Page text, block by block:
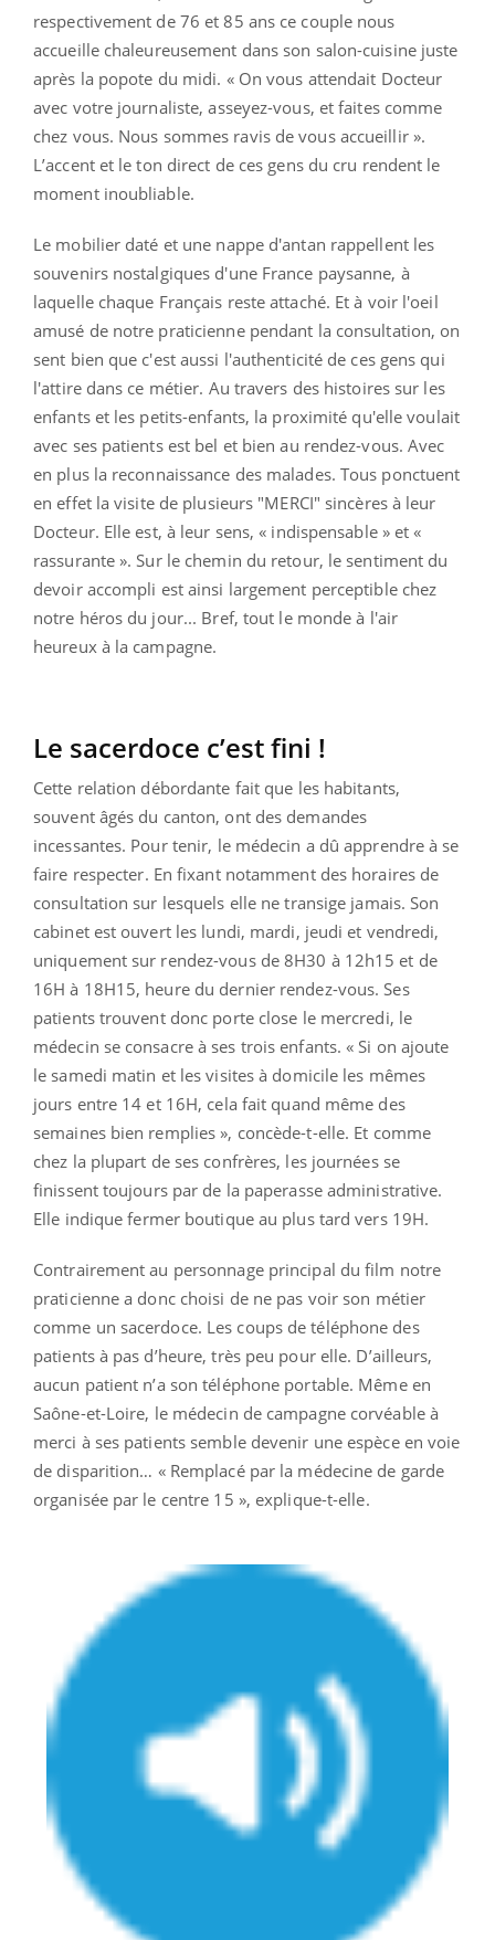
respectivement de 76 et 85 ans ce couple nous
accueille chaleureusement dans son salon-cuisine juste
après la popote du midi. « On vous attendait Docteur
avec votre journaliste, asseyez-vous, et faites comme
chez vous. Nous sommes ravis de vous accueillir ».
L’accent et le ton direct de ces gens du cru rendent le
moment inoubliable.
Le mobilier daté et une nappe d'antan rappellent les
souvenirs nostalgiques d'une France paysanne, à
laquelle chaque Français reste attaché. Et à voir l'oeil
amusé de notre praticienne pendant la consultation, on
sent bien que c'est aussi l'authenticité de ces gens qui
l'attire dans ce métier. Au travers des histoires sur les
enfants et les petits-enfants, la proximité qu'elle voulait
avec ses patients est bel et bien au rendez-vous. Avec
en plus la reconnaissance des malades. Tous ponctuent
en effet la visite de plusieurs "MERCI" sincères à leur
Docteur. Elle est, à leur sens, « indispensable » et «
rassurante ». Sur le chemin du retour, le sentiment du
devoir accompli est ainsi largement perceptible chez
notre héros du jour... Bref, tout le monde à l'air
heureux à la campagne.
Le sacerdoce c’est fini !
Cette relation débordante fait que les habitants,
souvent âgés du canton, ont des demandes
incessantes. Pour tenir, le médecin a dû apprendre à se
faire respecter. En fixant notamment des horaires de
consultation sur lesquels elle ne transige jamais. Son
cabinet est ouvert les lundi, mardi, jeudi et vendredi,
uniquement sur rendez-vous de 8H30 à 12h15 et de
16H à 18H15, heure du dernier rendez-vous. Ses
patients trouvent donc porte close le mercredi, le
médecin se consacre à ses trois enfants. « Si on ajoute
le samedi matin et les visites à domicile les mêmes
jours entre 14 et 16H, cela fait quand même des
semaines bien remplies », concède-t-elle. Et comme
chez la plupart de ses confrères, les journées se
finissent toujours par de la paperasse administrative.
Elle indique fermer boutique au plus tard vers 19H.
Contrairement au personnage principal du film notre
praticienne a donc choisi de ne pas voir son métier
comme un sacerdoce. Les coups de téléphone des
patients à pas d’heure, très peu pour elle. D’ailleurs,
aucun patient n’a son téléphone portable. Même en
Saône-et-Loire, le médecin de campagne corvéable à
merci à ses patients semble devenir une espèce en voie
de disparition… « Remplacé par la médecine de garde
organisée par le centre 15 », explique-t-elle.